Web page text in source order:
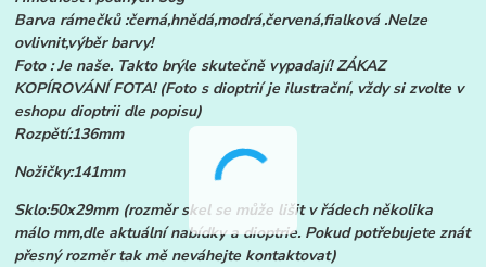
Barva rámečků :černá,hnědá,modrá,červená,fialková .Nelze
ovlivnit,výběr barvy!
Foto : Je naše. Takto brýle skutečně vypadají! ZÁKAZ
KOPÍROVÁNÍ FOTA! (Foto s dioptrií je ilustrační, vždy si zvolte v
eshopu dioptrii dle popisu)
Rozpětí:136mm
Nožičky:141mm
Sklo:50x29mm (rozměr skel se může lišit v řádech několika
málo mm,dle aktuální nabídky a dioptrie. Pokud potřebujete znát
přesný rozměr tak mě neváhejte kontaktovat)